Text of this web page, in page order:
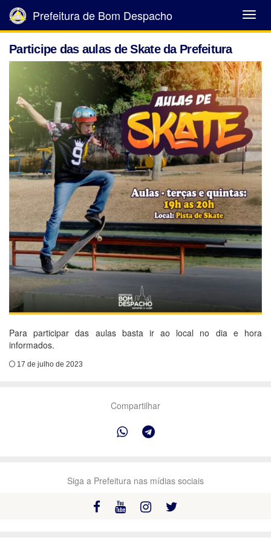
Abrir
Menu
Prefeitura de Bom Despacho
Participe das aulas de Skate da Prefeitura
Para participar das aulas basta ir ao local no dia e hora
informados.
17 de julho de 2023
Compartilhar
Siga a Prefeitura nas mídias sociais